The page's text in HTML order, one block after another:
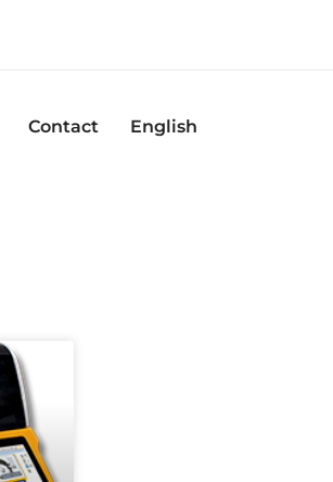
Contact English